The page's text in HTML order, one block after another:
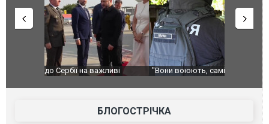
"Вони воюють, самі хочуть воювати, бо дурні": у
Чернівцях водія маршрутки звільнили після
зневажливих слів про українських захисників.
В
порт: над
ВІДЕО
БЛОГОСТРІЧКА